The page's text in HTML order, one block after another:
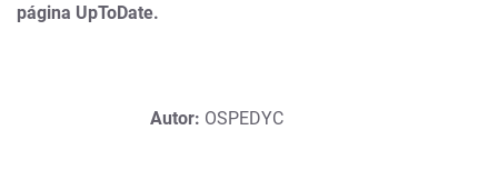
página UpToDate.
Autor: OSPEDYC